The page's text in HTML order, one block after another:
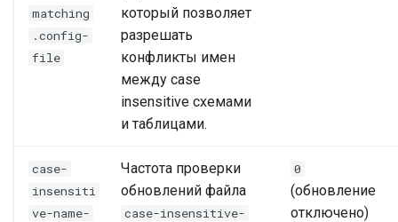
matching
.config-
file
который позволяет
разрешать
конфликты имен
между case
insensitive схемами
и таблицами.
case-
insensiti
ve-name-
Частота проверки
обновлений файла
case-insensitive-
0
(обновление
отключено)